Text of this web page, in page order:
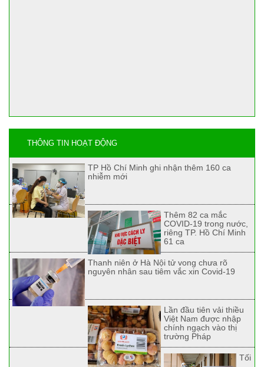
THÔNG TIN HOẠT ĐỘNG
TP Hồ Chí Minh ghi nhận thêm 160 ca
nhiễm mới
Thêm 82 ca mắc
COVID-19 trong nước,
riêng TP. Hồ Chí Minh
61 ca
Thanh niên ở Hà Nội tử vong chưa rõ
nguyên nhân sau tiêm vắc xin Covid-19
Lần đầu tiên vải thiều
Việt Nam được nhập
chính ngạch vào thị
trường Pháp
Tối